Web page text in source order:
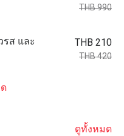
THB 990
ส และ
THB 210
THB 420
ดูทั้งหมด